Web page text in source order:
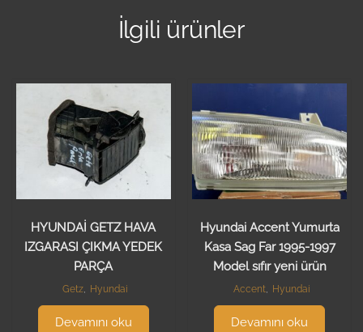
İlgili ürünler
HYUNDAİ GETZ HAVA
IZGARASI ÇIKMA YEDEK
PARÇA
Getz, Hyundai
Devamını oku
Hyundai Accent Yumurta
Kasa Sag Far 1995-1997
Model sıfır yeni ürün
Accent, Hyundai
Devamını oku